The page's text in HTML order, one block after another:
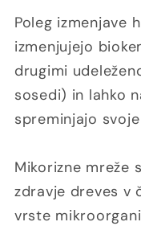
Poleg izmenjave
izmenjujejo
drugimi
sosedi) in lahko
spreminjajo
Mikorizne mreže
zdravje dreves v
vrste